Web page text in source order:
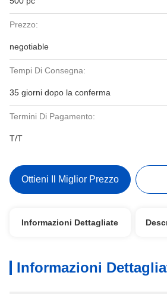
Prezzo:
negotiable
Tempi Di Consegna:
35 giorni dopo la conferma
Termini Di Pagamento:
T/T
Ottieni Il Miglior Prezzo
Informazioni Dettagliate
Informazioni